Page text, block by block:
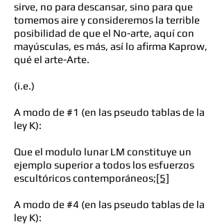
sirve, no para descansar, sino para que
tomemos aire y consideremos la terrible
posibilidad de que el No-arte, aquí con
mayúsculas, es más, así lo afirma Kaprow,
qué el arte-Arte.
(i.e.)
A modo de #1 (en las pseudo tablas de la
ley K):
Que el modulo lunar LM constituye un
ejemplo superior a todos los esfuerzos
escultóricos contemporáneos;[5]
A modo de #4 (en las pseudo tablas de la
ley K):